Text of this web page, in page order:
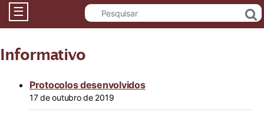
Canais
☰
Informativo
Protocolos desenvolvidos
17 de outubro de 2019